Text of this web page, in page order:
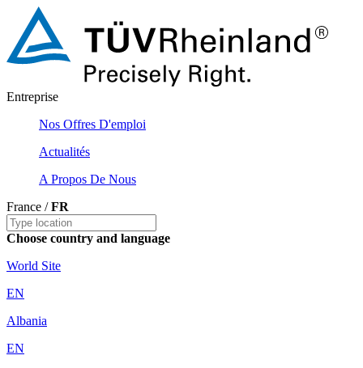
Entreprise
Nos Offres D'emploi
Actualités
A Propos De Nous
France /FR
Choose country and language
World Site
EN
Albania
EN